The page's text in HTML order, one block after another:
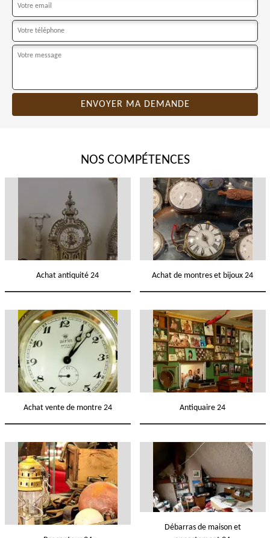
NOS COMPÉTENCES
Achat antiquité 24 Achat de montres et bijoux 24
Achat vente de montre 24 Antiquaire 24
Débarras de maison et